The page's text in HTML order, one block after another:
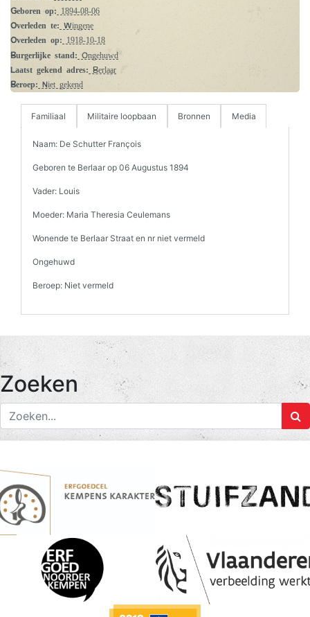
Geboren op: 1894-08-06
Overleden te: Wingene
Overleden op: 1918-10-18
Burgerlijke stand: Ongehuwd
Laatst gekend adres: Berlaar
Beroep: Niet gekend
Familiaal Militaire loopbaan Bronnen Media
Naam: De Schutter François
Geboren te Berlaar op 06 Augustus 1894
Vader: Louis
Moeder: Maria Theresia Ceulemans
Wonende te Berlaar Straat en nr niet vermeld
Ongehuwd
Beroep: Niet vermeld
Zoeken